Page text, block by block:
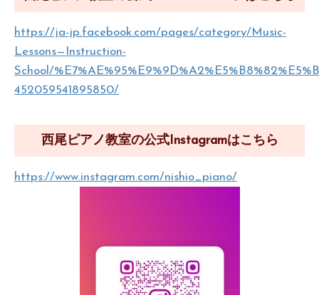
https://ja-jp.facebook.com/pages/category/Music-
Lessons—Instruction-
School/
452059541895850/
西尾ピアノ教室の公式Instagramはこちら
https://www.instagram.com/nishio_piano/